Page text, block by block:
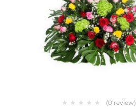
(0 review)